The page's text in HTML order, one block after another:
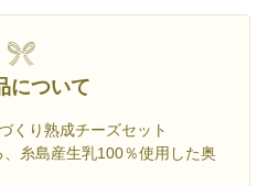
について
くり熟成チーズセット
糸島産生乳100％使用した奥